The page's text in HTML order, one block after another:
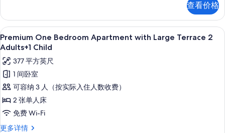
的
所
有
照
片
with
Large
Terrace
2
更
多
信
息
查看价格
显
示
Premium
One
Bedroom
Apartment
with
Large
Terrace
高档床上用品、客房内保险箱、免费
9
Premium One Bedroom Apartment with Large Terrace 2
Adults+1 Child
377 平方英尺
1 间卧室
可容纳 3 人（按实际入住人数收费）
2 张单人床
免费 Wi-Fi
更多详情
Premium